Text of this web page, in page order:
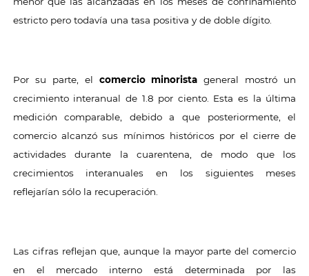
estricto pero todavía una tasa positiva y de doble dígito.
Por su parte, el comercio minorista general mostró un
crecimiento interanual de 1.8 por ciento. Esta es la última
medición comparable, debido a que posteriormente, el
comercio alcanzó sus mínimos históricos por el cierre de
actividades durante la cuarentena, de modo que los
crecimientos interanuales en los siguientes meses
reflejarían sólo la recuperación.
Las cifras reflejan que, aunque la mayor parte del comercio
en el mercado interno está determinada por las